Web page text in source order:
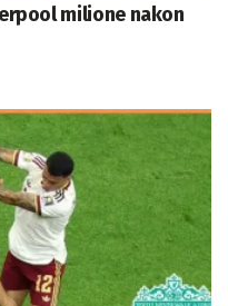
milione nakon